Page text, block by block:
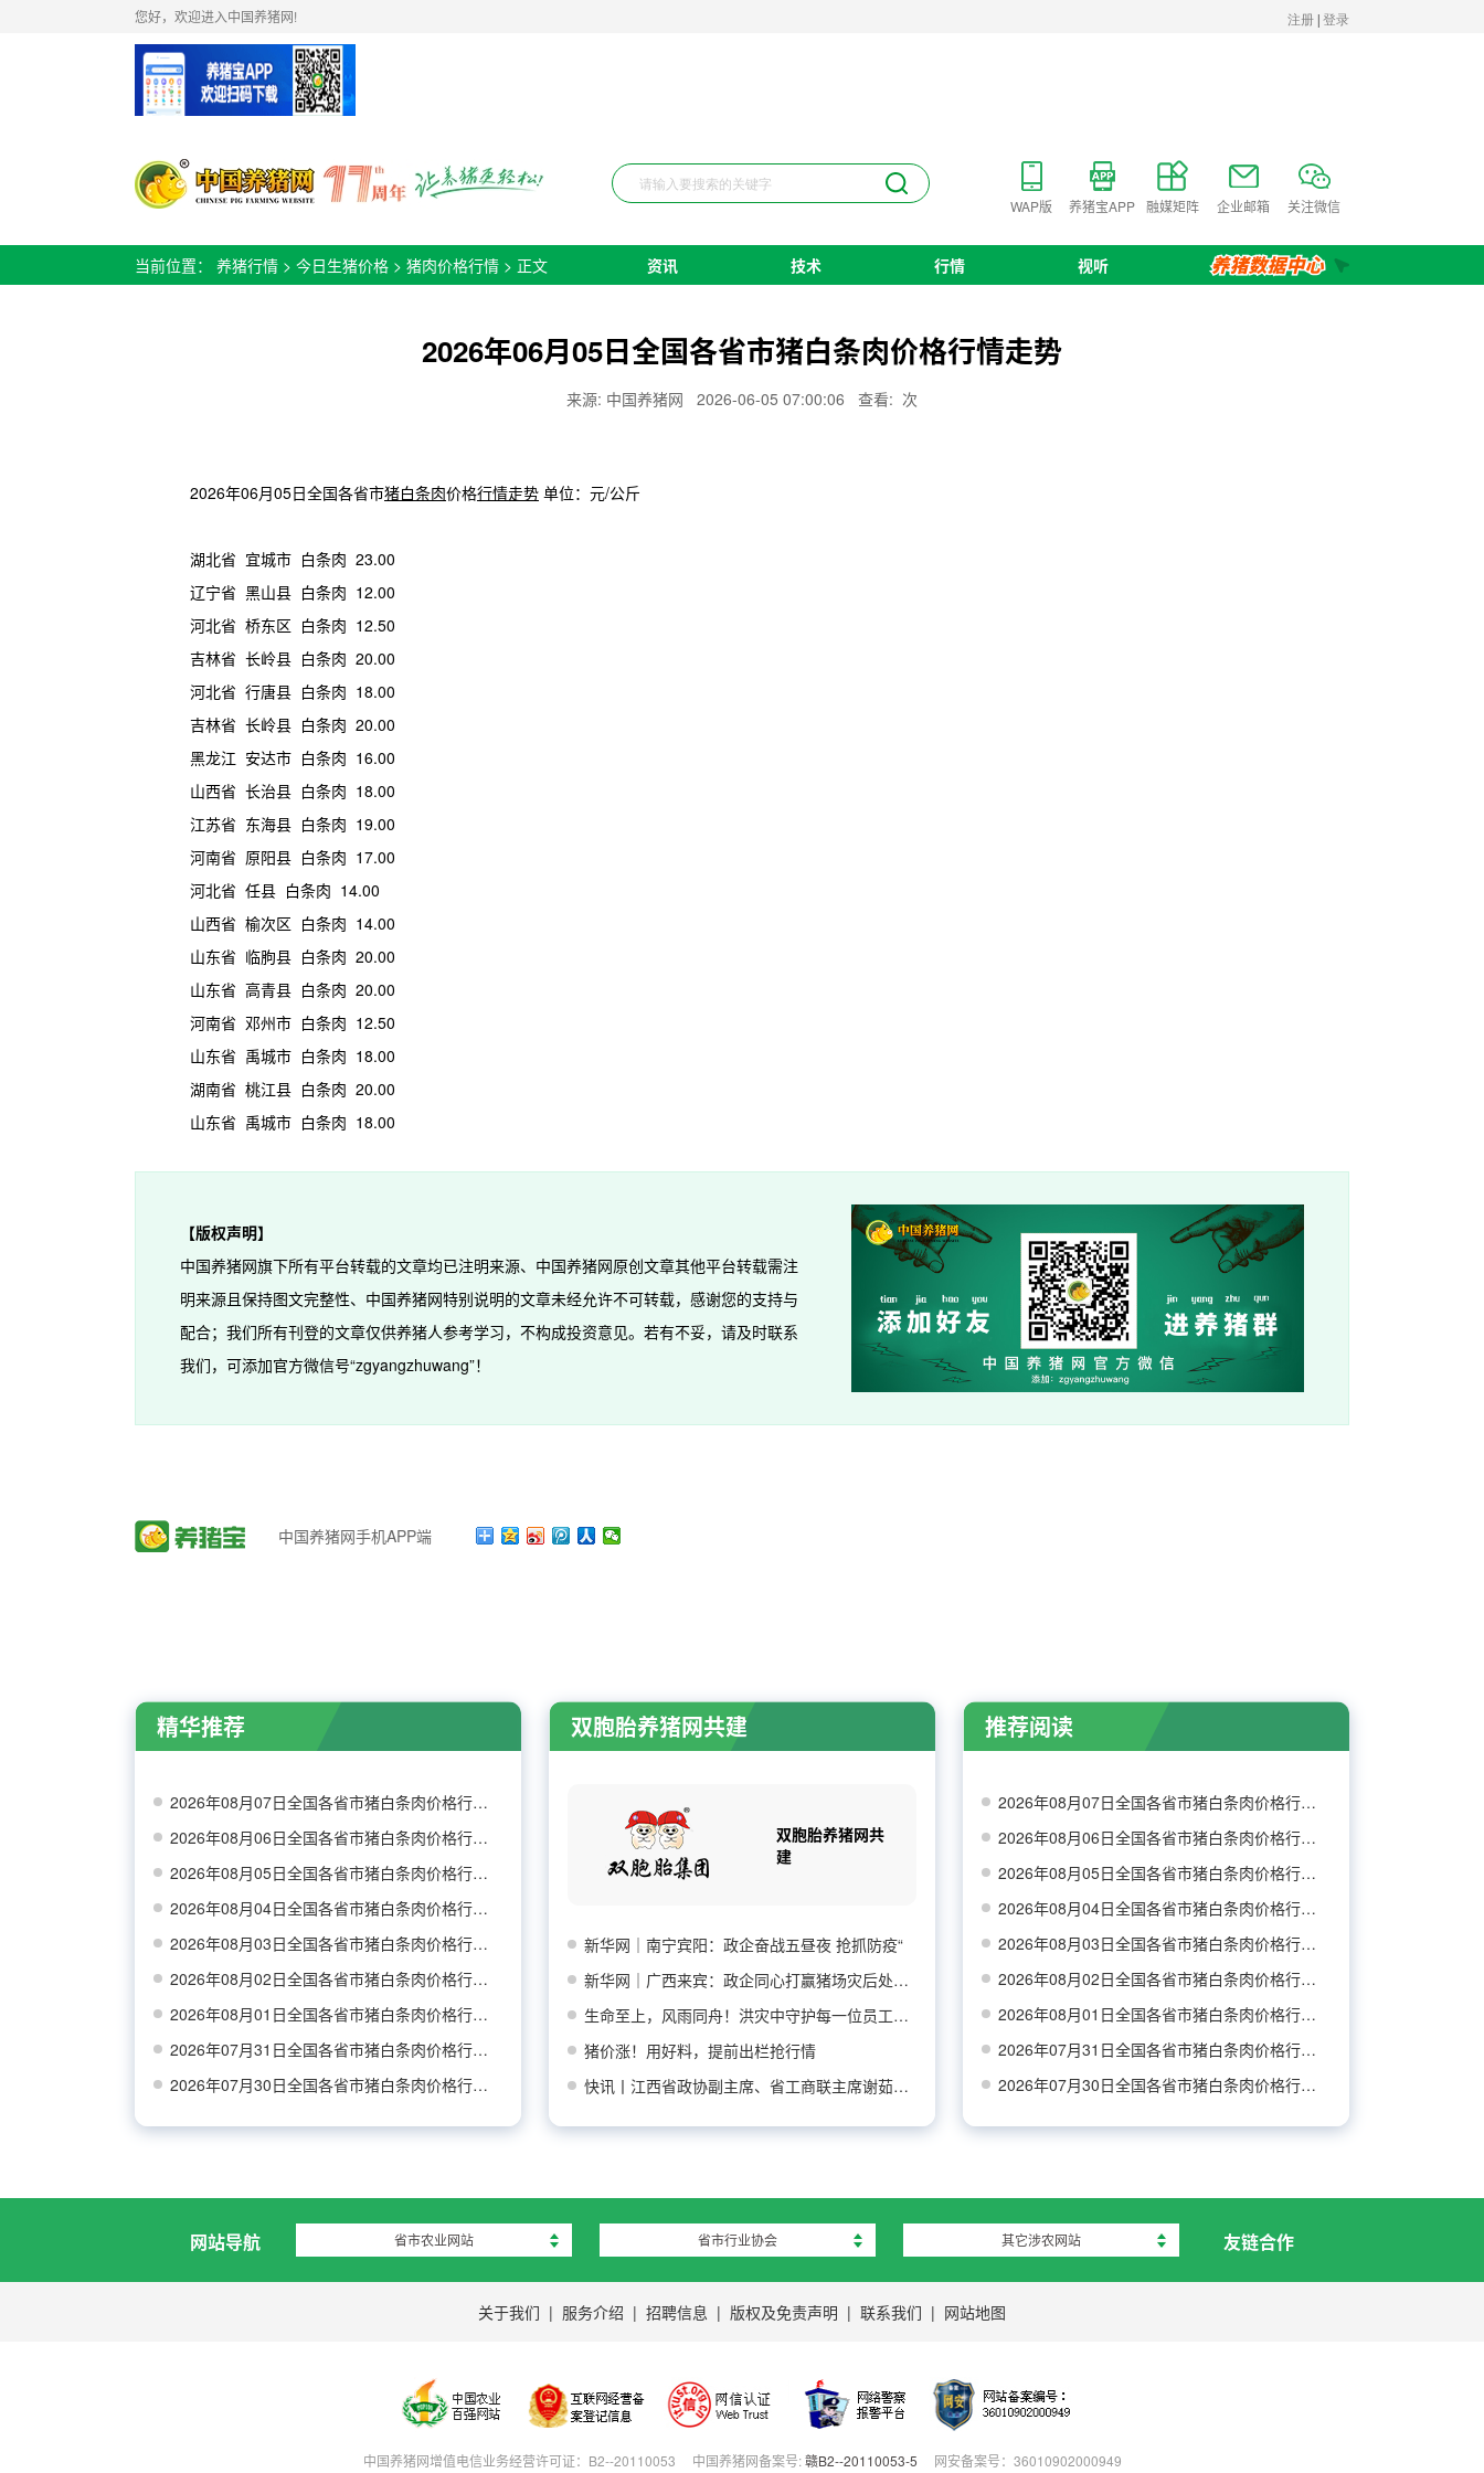
您好，欢迎进入中国养猪网!
WAP版 养猪宝APP 融媒矩阵 企业邮箱 关注微信
当前位置： 养猪行情 > 今日生猪价格 > 猪肉价格行情 > 正文 资讯 技术 行情 视听
2026年06月05日全国各省市猪白条肉价格行情走势
来源: 中国养猪网 2026-06-05 07:00:06 查看: 次
2026年06月05日全国各省市猪白条肉价格行情走势 单位：元/公斤
湖北省 宜城市 白条肉 23.00
辽宁省 黑山县 白条肉 12.00
河北省 桥东区 白条肉 12.50
吉林省 长岭县 白条肉 20.00
河北省 行唐县 白条肉 18.00
吉林省 长岭县 白条肉 20.00
黑龙江 安达市 白条肉 16.00
山西省 长治县 白条肉 18.00
江苏省 东海县 白条肉 19.00
河南省 原阳县 白条肉 17.00
河北省 任县 白条肉 14.00
山西省 榆次区 白条肉 14.00
山东省 临朐县 白条肉 20.00
山东省 高青县 白条肉 20.00
河南省 邓州市 白条肉 12.50
山东省 禹城市 白条肉 18.00
湖南省 桃江县 白条肉 20.00
山东省 禹城市 白条肉 18.00
【版权声明】
中国养猪网旗下所有平台转载的文章均已注明来源、中国养猪网原创文章其他平台转载需注
明来源且保持图文完整性、中国养猪网特别说明的文章未经允许不可转载，感谢您的支持与
配合；我们所有刊登的文章仅供养猪人参考学习，不构成投资意见。若有不妥，请及时联系
我们，可添加官方微信号“zgyangzhuwang”！
中国养猪网手机APP端
精华推荐
2026年08月07日全国各省市猪白条肉价格行情走势
2026年08月06日全国各省市猪白条肉价格行情走势
2026年08月05日全国各省市猪白条肉价格行情走势
2026年08月04日全国各省市猪白条肉价格行情走势
2026年08月03日全国各省市猪白条肉价格行情走势
2026年08月02日全国各省市猪白条肉价格行情走势
2026年08月01日全国各省市猪白条肉价格行情走势
2026年07月31日全国各省市猪白条肉价格行情走势
2026年07月30日全国各省市猪白条肉价格行情走势
双胞胎养猪网共建
双胞胎养猪网共
建
新华网｜南宁宾阳：政企奋战五昼夜 抢抓防疫“
新华网｜广西来宾：政企同心打赢猪场灾后处置防
生命至上，风雨同舟！洪灾中守护每一位员工平安
猪价涨！用好料，提前出栏抢行情
快讯丨江西省政协副主席、省工商联主席谢茹莅临
推荐阅读
2026年08月07日全国各省市猪白条肉价格行情走势
2026年08月06日全国各省市猪白条肉价格行情走势
2026年08月05日全国各省市猪白条肉价格行情走势
2026年08月04日全国各省市猪白条肉价格行情走势
2026年08月03日全国各省市猪白条肉价格行情走势
2026年08月02日全国各省市猪白条肉价格行情走势
2026年08月01日全国各省市猪白条肉价格行情走势
2026年07月31日全国各省市猪白条肉价格行情走势
2026年07月30日全国各省市猪白条肉价格行情走势
网站导航 省市农业网站 省市行业协会 其它涉农网站 友链合作
关于我们 | 服务介绍 | 招聘信息 | 版权及免责声明 | 联系我们 | 网站地图
中国养猪网增值电信业务经营许可证：B2--20110053 中国养猪网备案号:赣B2--20110053-5 网安备案号：36010902000949